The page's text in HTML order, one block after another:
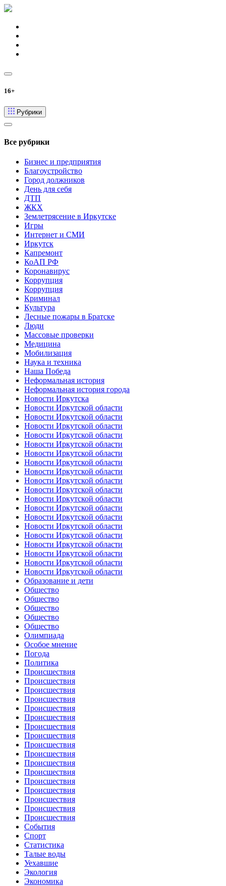
16+
Рубрики
Все рубрики
Бизнес и предприятия
Благоустройство
Город должников
День для себя
ДТП
ЖКХ
Землетрясение в Иркутске
Игры
Интернет и СМИ
Иркутск
Капремонт
КоАП РФ
Коронавирус
Коррупция
Коррупция
Криминал
Культура
Лесные пожары в Братске
Люди
Массовые проверки
Медицина
Мобилизация
Наука и техника
Наша Победа
Неформальная история
Неформальная история города
Новости Иркутска
Новости Иркутской области
Новости Иркутской области
Новости Иркутской области
Новости Иркутской области
Новости Иркутской области
Новости Иркутской области
Новости Иркутской области
Новости Иркутской области
Новости Иркутской области
Новости Иркутской области
Новости Иркутской области
Новости Иркутской области
Новости Иркутской области
Новости Иркутской области
Новости Иркутской области
Новости Иркутской области
Новости Иркутской области
Новости Иркутской области
Новости Иркутской области
Образование и дети
Общество
Общество
Общество
Общество
Общество
Олимпиада
Особое мнение
Погода
Политика
Происшествия
Происшествия
Происшествия
Происшествия
Происшествия
Происшествия
Происшествия
Происшествия
Происшествия
Происшествия
Происшествия
Происшествия
Происшествия
Происшествия
Происшествия
Происшествия
Происшествия
События
Спорт
Статистика
Талые воды
Уехавшие
Экология
Экономика